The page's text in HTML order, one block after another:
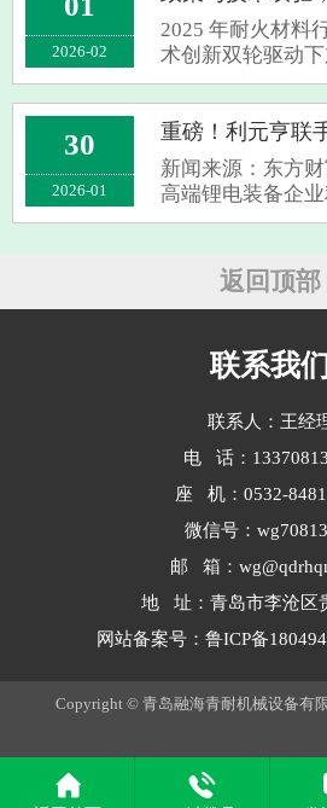
环境部 GB
施，···
2026-02
2025 年耐火材料
术创新双轮驱动
机等高端装备成
境部发布的 GB
标准填补行业空白
建企业需严控污
从 “···
30
2026-01
新闻来源：东方
高端锂电装备企
技术巨头Quintus
业合作，而是直
研发而去的大
返回顶部
联系我们
联系人：王经
电 话：
座 机：0532-
微信号：
邮 箱：
地 址：青岛市李沧区
网站备案号： 鲁ICP备
Copyright © 青岛融海青耐机械设备有